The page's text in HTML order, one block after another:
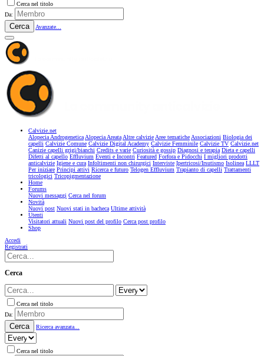
Cerca nel titolo
Da:
Cerca Avanzate...
Calvizie.net
Alopecia AndrogeneticaAlopecia AreataAltre calvizieAree tematicheAssociazioni Biologia dei
capelli Calvizie Comune Calvizie Digital Academy Calvizie Femminile Calvizie TV Calvizie.net
Canizie capelli grigi/bianchi Credits e varie Curiosità e gossip Diagnosi e terapia Dieta e capelli
Difetti al capello Effluvium Eventi e Incontri Featured Forfora e Pidocchi I migliori prodotti
anticalvizie Igiene e cura Infoltimenti non chirurgici Interviste Ipertricosi/Irsutismo Isolinea LLLT
Per iniziare Principi attivi Ricerca e futuro Telogen Effluvium Trapianto di capelli Trattamenti
tricologici Tricopigmentazione
Home
Forums
Nuovi messaggi Cerca nel forum
Novità
Nuovi post Nuovi stati in bacheca Ultime attività
Utenti
Visitatori attuali Nuovi post del profilo Cerca post profilo
Shop
Accedi
Registrati
Cerca
Cerca nel titolo
Da:
Cerca Ricerca avanzata...
Cerca nel titolo